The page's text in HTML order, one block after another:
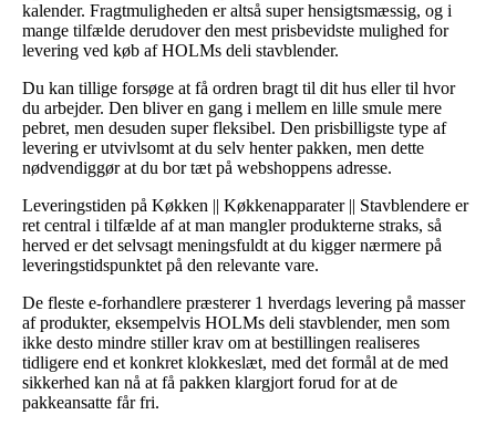
kalender. Fragtmuligheden er altså super hensigtsmæssig, og i
mange tilfælde derudover den mest prisbevidste mulighed for
levering ved køb af HOLMs deli stavblender.
Du kan tillige forsøge at få ordren bragt til dit hus eller til hvor
du arbejder. Den bliver en gang i mellem en lille smule mere
pebret, men desuden super fleksibel. Den prisbilligste type af
levering er utvivlsomt at du selv henter pakken, men dette
nødvendiggør at du bor tæt på webshoppens adresse.
Leveringstiden på Køkken || Køkkenapparater || Stavblendere er
ret central i tilfælde af at man mangler produkterne straks, så
herved er det selvsagt meningsfuldt at du kigger nærmere på
leveringstidspunktet på den relevante vare.
De fleste e-forhandlere præsterer 1 hverdags levering på masser
af produkter, eksempelvis HOLMs deli stavblender, men som
ikke desto mindre stiller krav om at bestillingen realiseres
tidligere end et konkret klokkeslæt, med det formål at de med
sikkerhed kan nå at få pakken klargjort forud for at de
pakkeansatte får fri.